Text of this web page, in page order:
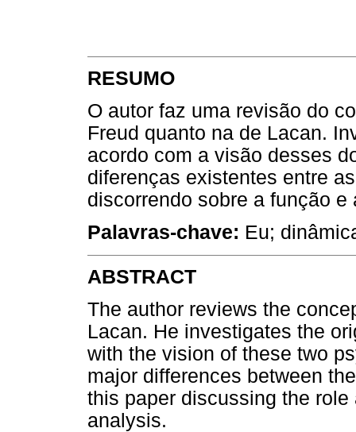
RESUMO
O autor faz uma revisão do
Freud quanto na de Lacan.
acordo com a visão desses
diferenças existentes entre
discorrendo sobre a função
Palavras-chave: Eu;
ABSTRACT
The author reviews the
Lacan. He investigates the
with the vision of these two
major differences between
this paper discussing the
analysis.